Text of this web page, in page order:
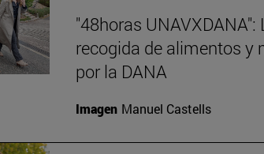
"48horas
recogida de alimentos y
por la DANA
Imagen Manuel Castells